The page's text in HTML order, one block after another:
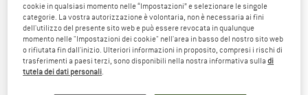
cookie in qualsiasi momento nelle “Impostazioni” e selezionare le singole
categorie. La vostra autorizzazione è volontaria, non è necessaria ai fini
dell'utilizzo del presente sito web e può essere revocata in qualunque
momento nelle "Impostazioni dei cookie" nell'area in basso del nostro sito web
o rifiutata fin dall'inizio. Ulteriori informazioni in proposito, compresi i rischi di
trasferimenti a paesi terzi, sono disponibili nella nostra informativa sulladi
tutela dei dati personali.